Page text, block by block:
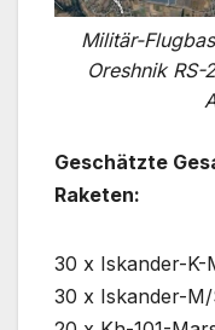
Militär-
Oreshnik
Geschätzte
Raketen:
30 x Iskander-
30 x Iskander-